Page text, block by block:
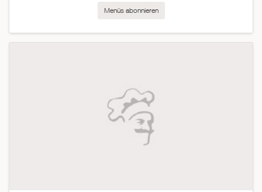
Menüs abonnieren